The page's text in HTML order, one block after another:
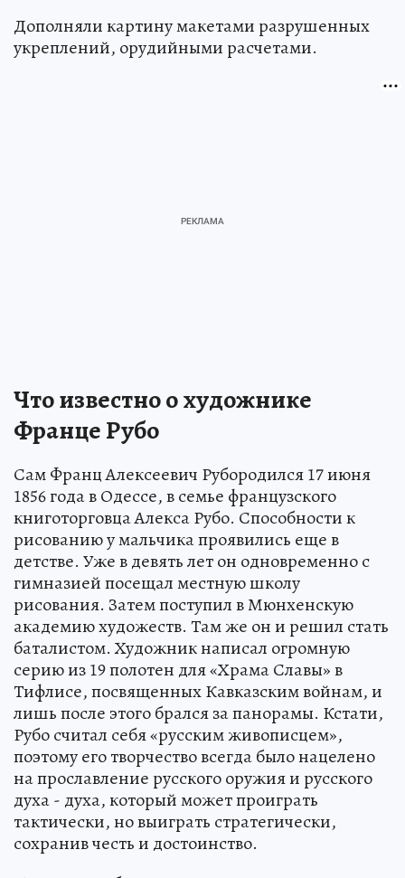
Дополняли картину макетами разрушенных
укреплений, орудийными расчетами.
Что известно о художнике
Франце Рубо
Сам Франц Алексеевич Рубородился 17 июня
1856 года в Одессе, в семье французского
книготорговца Алекса Рубо. Способности к
рисованию у мальчика проявились еще в
детстве. Уже в девять лет он одновременно с
гимназией посещал местную школу
рисования. Затем поступил в Мюнхенскую
академию художеств. Там же он и решил стать
баталистом. Художник написал огромную
серию из 19 полотен для «Храма Славы» в
Тифлисе, посвященных Кавказским войнам, и
лишь после этого брался за панорамы. Кстати,
Рубо считал себя «русским живописцем»,
поэтому его творчество всегда было нацелено
на прославление русского оружия и русского
духа - духа, который может проиграть
тактически, но выиграть стратегически,
сохранив честь и достоинство.